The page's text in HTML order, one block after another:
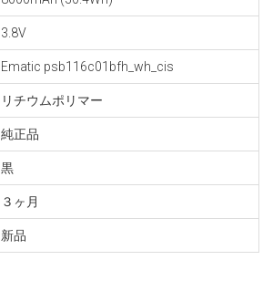
3.8V
Ematic psb116c01bfh_wh_cis
リチウムポリマー
純正品
黒
３ヶ月
新品